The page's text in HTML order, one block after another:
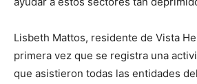
Lisbeth Mattos, residente de Vista
primera vez que se registra una
que asistieron todas las entidades